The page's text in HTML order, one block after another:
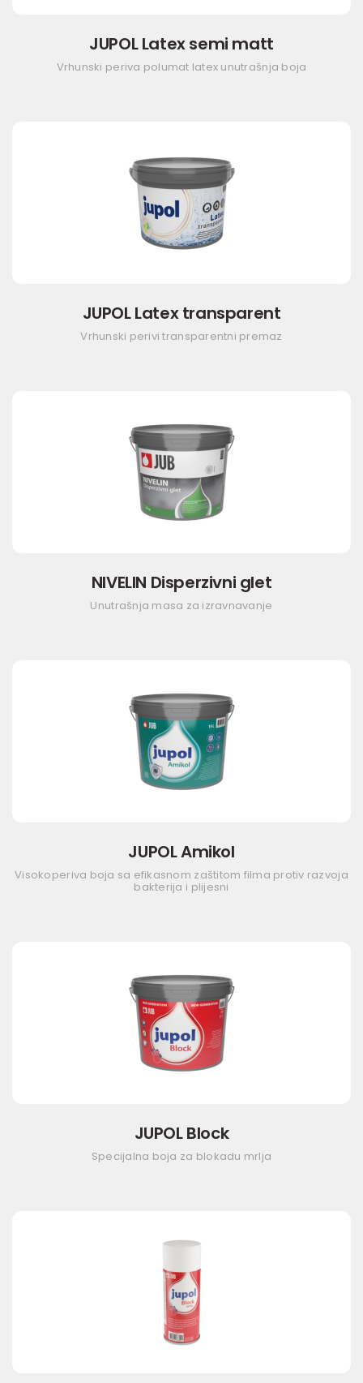
JUPOL Latex semi matt
Vrhunski periva polumat latex unutrašnja boja
JUPOL Latex transparent
Vrhunski perivi transparentni premaz
NIVELIN Disperzivni glet
Unutrašnja masa za izravnavanje
JUPOL Amikol
Visokoperiva boja sa efikasnom zaštitom filma protiv razvoja
bakterija i plijesni
JUPOL Block
Specijalna boja za blokadu mrlja